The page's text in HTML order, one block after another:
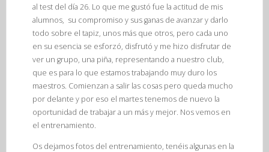
al test del día 26. Lo que me gustó fue la actitud de mis
alumnos, su compromiso y sus ganas de avanzar y darlo
todo sobre el tapiz, unos más que otros, pero cada uno
en su esencia se esforzó, disfrutó y me hizo disfrutar de
ver un grupo, una piña, representando a nuestro club,
que es para lo que estamos trabajando muy duro los
maestros. Comienzan a salir las cosas pero queda mucho
por delante y por eso el martes tenemos de nuevo la
oportunidad de trabajar a un más y mejor. Nos vemos en
el entrenamiento.
Os dejamos fotos del entrenamiento, tenéis algunas en la